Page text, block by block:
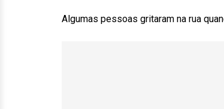
Algumas pessoas gritaram na rua